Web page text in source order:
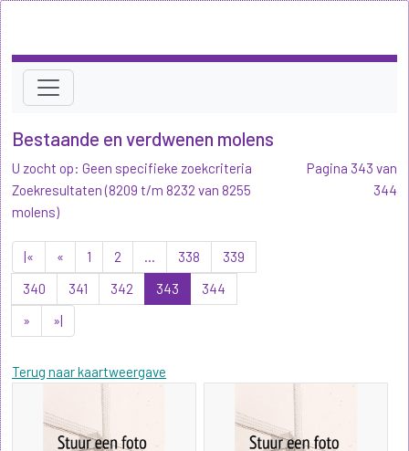
Bestaande en verdwenen molens
U zocht op: Geen specifieke zoekcriteria
Zoekresultaten (8209 t/m 8232 van 8255
molens)
|« « 1 2 ... 338
339
340
341 342 343
344
»
»|
Terug naar kaartweergave
Pagina 343 van
344